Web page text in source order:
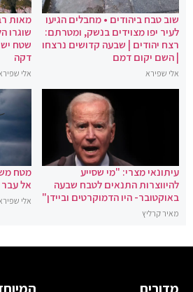
שוב טבח ביהודים • מחבלים הגיעו
לעיר יפו מצוידים בנשק, ומטרתם:
רצח יהודים | שבעה קדושים נרצחו
| השם יקום דמם
אלי שפירא
מאות
שוגרו
שטח
דקה
אלי
עיתונאי מצרי: "מי שסייע
להיווצרות התנאים לטבח שבעה
באוקטובר- היו הדמוקרטים וביידן"
מאיר קרליץ
מטח
אל עבר
אלי